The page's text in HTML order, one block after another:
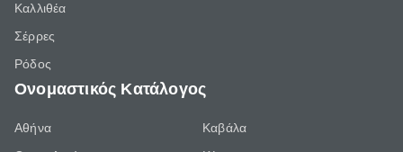
Καλλιθέα
Σέρρες
Ρόδος
Ονομαστικός Κατάλογος
Αθήνα
Καβάλα